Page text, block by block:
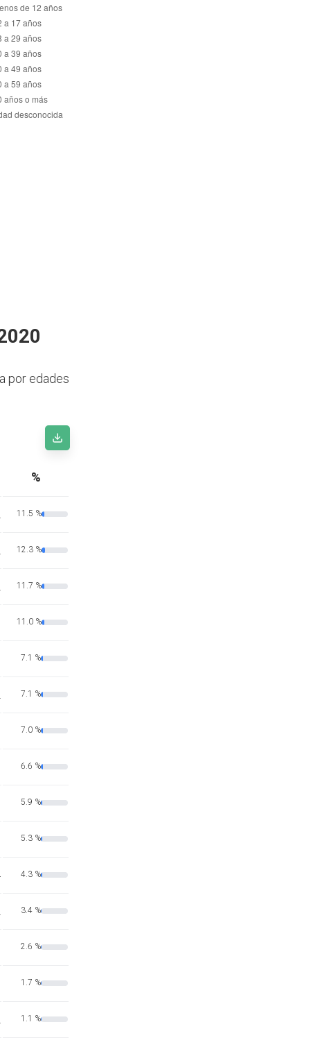
por edades
%
11.5 %
12.3 %
11.7 %
11.0 %
7.1 %
7.1 %
7.0 %
6.6 %
5.9 %
5.3 %
4.3 %
3.4 %
2.6 %
1.7 %
1.1 %